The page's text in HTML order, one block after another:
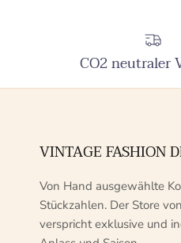
CO2 neutraler
VINTAGE FASHION
Von Hand ausgewählte
Stückzahlen. Der Store
verspricht exklusive und